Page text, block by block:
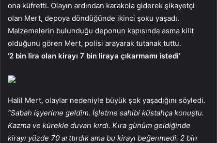
ona küfretti. Olayın ardından karakola giderek şikayetçi
olan Mert, depoya döndüğünde ikinci şoku yaşadı.
Malzemelerin bulunduğu deponun kapısında asma kilit
olduğunu gören Mert, polisi arayarak tutanak tuttu.
‘2 bin lira olan kirayı 7 bin liraya çıkarmamı istedi’
Halil Mert, olaylar nedeniyle büyük şok yaşadığını söyledi.
“Sabah işyerime geldim. İşletme sahibi küstahça konuştu.
Kazma ve kürekle duvarı kırdı. Kira günüm geldiğinde
kirayı yüzde 70 arttırdık ama bu kirayı beğenmedi. 2 bin